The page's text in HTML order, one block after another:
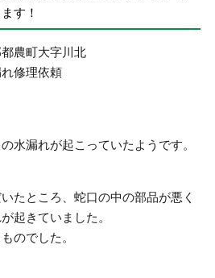
す！
農町大字川北
修理依頼
水漏れが起こっていたようです。
たところ、蛇口の中の部品が悪く
起きていました。
のでした。